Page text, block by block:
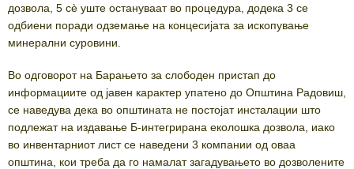
дозвола, 5 сè уште остануваат во процедура, додека 3 се
одбиени поради одземање на концесијата за ископување
минерални суровини.
Во одговорот на Барањето за слободен пристап до
информациите од јавен карактер упатено до Општина Радовиш,
се наведува дека во општината не постојат инсталации што
подлежат на издавање Б-интегрирана еколошка дозвола, иако
во инвентарниот лист се наведени 3 компании од оваа
општина, кои треба да го намалат загадувањето во дозволените